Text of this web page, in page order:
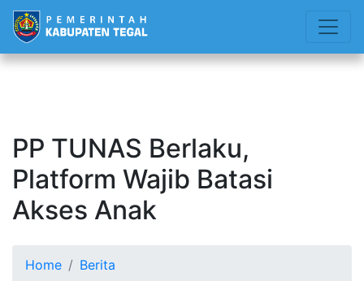
PP TUNAS Berlaku,
Platform Wajib Batasi
Akses Anak
Home Berita